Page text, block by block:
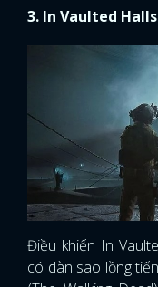
3. In Vaulted
Điều khiến In
có dàn sao lồng